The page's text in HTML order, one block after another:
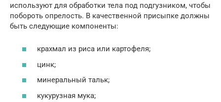
используют для обработки тела под подгузником, чтобы
побороть опрелость. В качественной присыпке должны
быть следующие компоненты:
крахмал из риса или картофеля;
цинк;
минеральный тальк;
кукурузная мука;